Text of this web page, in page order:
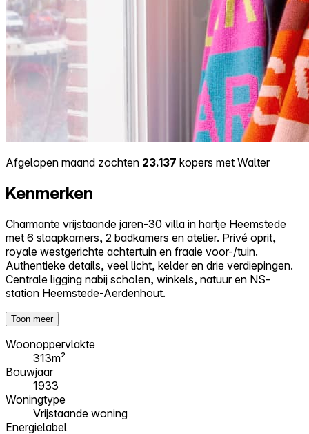
Afgelopen maand zochten 23.137 kopers met Walter
Kenmerken
Charmante vrijstaande jaren-30 villa in hartje Heemstede
met 6 slaapkamers, 2 badkamers en atelier. Privé oprit,
royale westgerichte achtertuin en fraaie voor-/tuin.
Authentieke details, veel licht, kelder en drie verdiepingen.
Centrale ligging nabij scholen, winkels, natuur en NS-
station Heemstede-Aerdenhout.
Toon meer
Woonoppervlakte
313m²
Bouwjaar
1933
Woningtype
Vrijstaande woning
Energielabel